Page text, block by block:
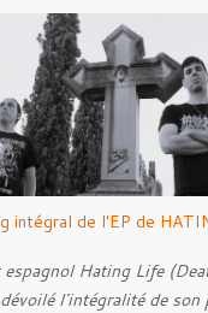
intégral de l'EP de
espagnol Hating Life
l'intégralité de son